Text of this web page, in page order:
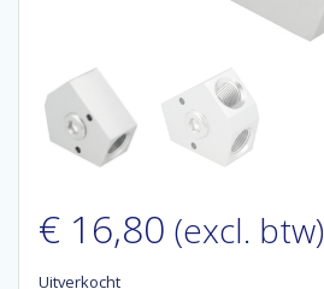
€ 16,80 (excl. btw)
Uitverkocht